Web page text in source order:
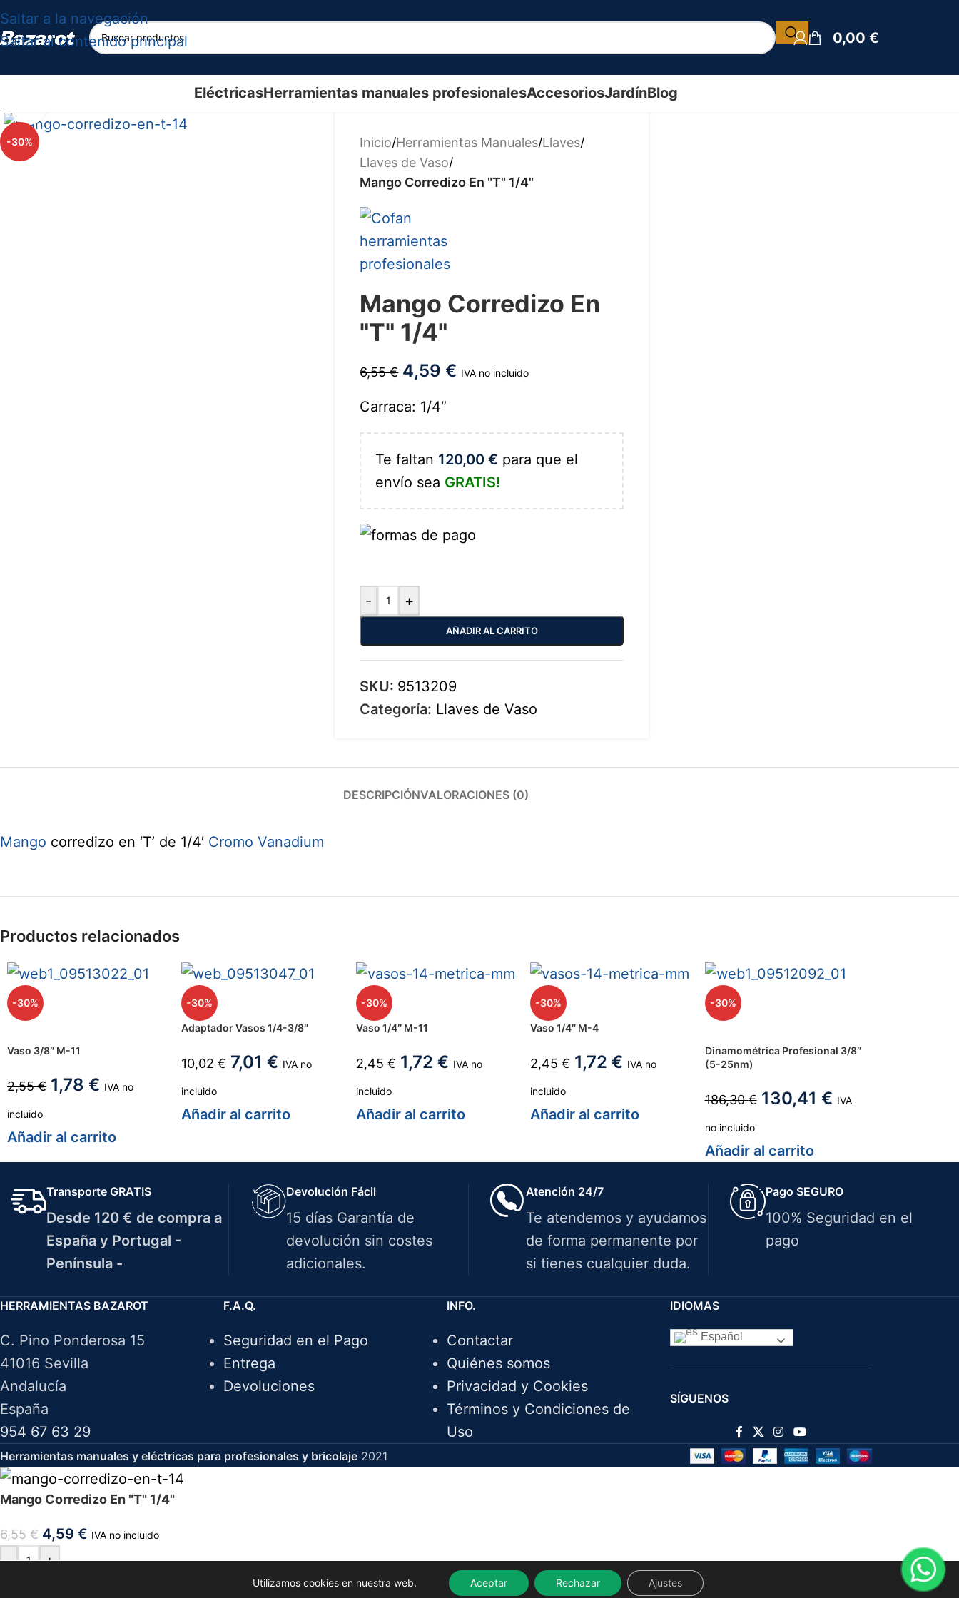
Saltar a la navegación
Saltar al contenido principal
0,00 €
EléctricasHerramientas manuales profesionalesAccesoriosJardínBlog
-30% Inicio/Herramientas Manuales/Llaves/
Llaves de Vaso/
Mango Corredizo En "T" 1/4"
Mango Corredizo En
"T" 1/4"
6,55€ 4,59€ IVA no incluido
Carraca: 1/4″
Te faltan 120,00€ para que el
envío sea GRATIS!
- +
AÑADIR AL CARRITO
SKU: 9513209
Categoría: Llaves de Vaso
DESCRIPCIÓNVALORACIONES (0)
Mango corredizo en ‘T’ de 1/4′ Cromo Vanadium
Productos relacionados
-30%
Vaso 3/8″ M-11
2,55€ 1,78 € IVA no
incluido
Añadir al carrito
-30%
Adaptador Vasos 1/4-3/8″
10,02€ 7,01€ IVA no
incluido
Añadir al carrito
-30%
Vaso 1/4″ M-11
2,45€ 1,72 € IVA no
incluido
Añadir al carrito
-30%
Vaso 1/4″ M-4
2,45€ 1,72€ IVA no
incluido
Añadir al carrito
-30%
Dinamométrica Profesional 3/8″
(5-25nm)
186,30€ 130,41 € IVA
no incluido
Añadir al carrito
Transporte GRATIS
Desde 120 € de compra a
España y Portugal -
Península -
Devolución Fácil
15 días Garantía de
devolución sin costes
adicionales.
Atención 24/7
Te atendemos y ayudamos
de forma permanente por
si tienes cualquier duda.
Pago SEGURO
100% Seguridad en el
pago
HERRAMIENTAS BAZAROT
C. Pino Ponderosa 15
41016 Sevilla
Andalucía
España
954 67 63 29
F.A.Q.
Seguridad en el Pago
Entrega
Devoluciones
INFO.
Contactar
Quiénes somos
Privacidad y Cookies
Términos y Condiciones de
Uso
IDIOMAS
Español
SÍGUENOS
Herramientas manuales y eléctricas para profesionales y bricolaje 2021
Mango Corredizo En "T" 1/4"
6,55€ 4,59 € IVA no incluido
- +
AÑADIR AL CARRITO
Utilizamos cookies en nuestra web. Aceptar Rechazar Ajustes